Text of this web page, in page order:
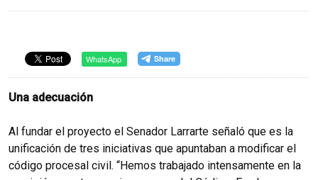
WhatsApp
Una adecuación
Al fundar el proyecto el Senador Larrarte señaló que es la
unificación de tres iniciativas que apuntaban a modificar el
código procesal civil. “Hemos trabajado intensamente en la